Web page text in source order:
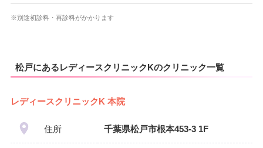
※別途初診料・再診料がかかります
松戸にあるレディースクリニックKのクリニック一覧
レディースクリニックK 本院
住所 千葉県松戸市根本453-3 1F